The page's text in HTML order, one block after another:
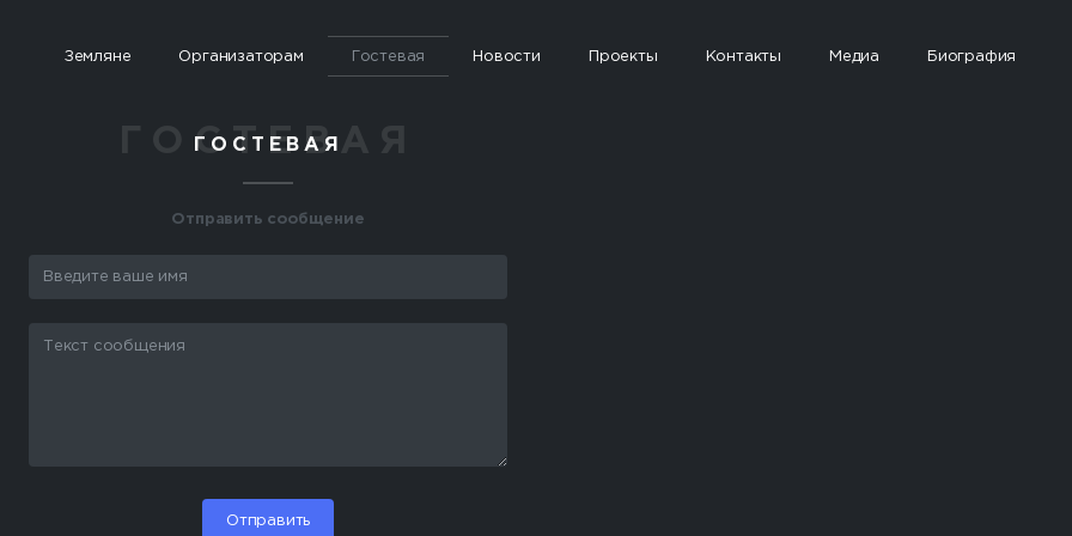
Земляне Организаторам Гостевая Новости Проекты Контакты Медиа Биография
ГОСТЕВАЯ
Отправить сообщение
Отправить